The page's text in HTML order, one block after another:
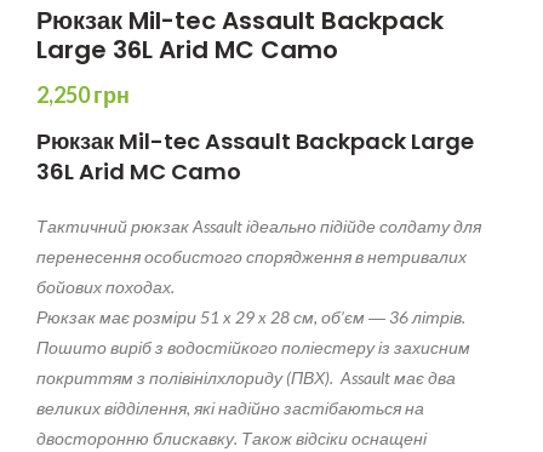
Рюкзак Mil-tec Assault Backpack
Large 36L Arid MC Camo
2,250грн
Рюкзак Mil-tec Assault Backpack Large
36L Arid MC Camo
Тактичний рюкзак Assault ідеально підійде солдату для
перенесення особистого спорядження в нетривалих
бойових походах.
Рюкзак має розміри 51 x 29 x 28 см, об’єм ― 36 літрів.
Пошито виріб з водостійкого поліестеру із захисним
покриттям з полівінілхлориду (ПВХ). Assault має два
великих відділення, які надійно застібаються на
двосторонню блискавку. Також відсіки оснащені